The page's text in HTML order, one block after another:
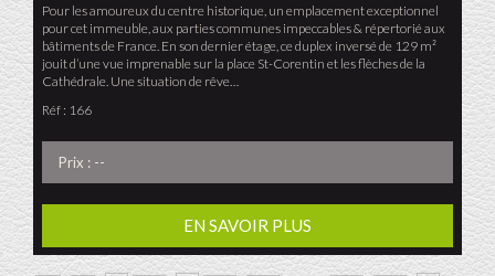
Pour les amoureux du centre historique, un emplacement exceptionnel
pour cet immeuble, aux parties communes impeccables & répertorié aux
bâtiments de France. En son dernier étage, ce duplex inversé de 129 m²
jouit d’une vue imprenable sur la place St-Corentin et les flèches de la
Cathédrale. Une situation de rêve…
Réf : 166
Prix : --
EN SAVOIR PLUS